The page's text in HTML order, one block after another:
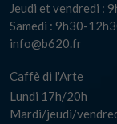
Jeudi et vendredi :
Samedi : 9h30-
info@b620.fr
Caffè di l'Arte
Lundi 17h/20h
Mardi/jeudi/